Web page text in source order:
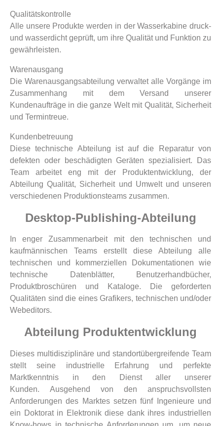
Qualitätskontrolle
Alle unsere Produkte werden in der Wasserkabine druck-
und wasserdicht geprüft, um ihre Qualität und Funktion zu
gewährleisten.
Warenausgang
Die Warenausgangsabteilung verwaltet alle Vorgänge im
Zusammenhang mit dem Versand unserer
Kundenaufträge in die ganze Welt mit Qualität, Sicherheit
und Termintreue.
Kundenbetreuung
Diese technische Abteilung ist auf die Reparatur von
defekten oder beschädigten Geräten spezialisiert. Das
Team arbeitet eng mit der Produktentwicklung, der
Abteilung Qualität, Sicherheit und Umwelt und unseren
verschiedenen Produktionsteams zusammen.
Desktop-Publishing-Abteilung
In enger Zusammenarbeit mit den technischen und
kaufmännischen Teams erstellt diese Abteilung alle
technischen und kommerziellen Dokumentationen wie
technische Datenblätter, Benutzerhandbücher,
Produktbroschüren und Kataloge. Die geforderten
Qualitäten sind die eines Grafikers, technischen und/oder
Webeditors.
Abteilung Produktentwicklung
Dieses multidisziplinäre und standortübergreifende Team
stellt seine industrielle Erfahrung und perfekte
Marktkenntnis in den Dienst aller unserer
Kunden. Ausgehend von den anspruchsvollsten
Anforderungen des Marktes setzen fünf Ingenieure und
ein Doktorat in Elektronik diese dank ihres industriellen